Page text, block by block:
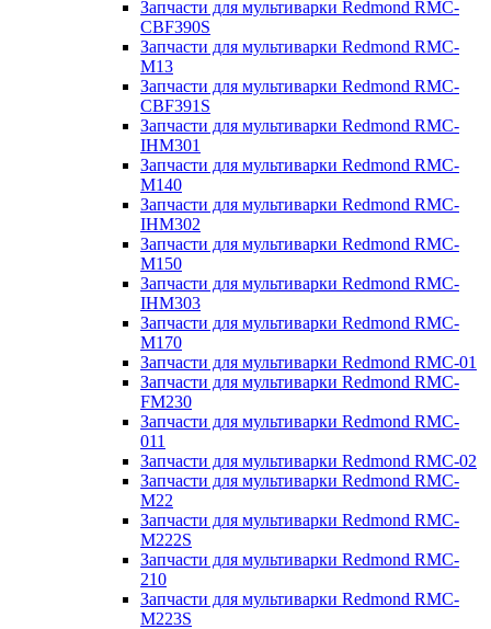
Запчасти для мультиварки Redmond RMC-
CBF390S
Запчасти для мультиварки Redmond RMC-
M13
Запчасти для мультиварки Redmond RMC-
CBF391S
Запчасти для мультиварки Redmond RMC-
IHM301
Запчасти для мультиварки Redmond RMC-
M140
Запчасти для мультиварки Redmond RMC-
IHM302
Запчасти для мультиварки Redmond RMC-
M150
Запчасти для мультиварки Redmond RMC-
IHM303
Запчасти для мультиварки Redmond RMC-
M170
Запчасти для мультиварки Redmond RMC-01
Запчасти для мультиварки Redmond RMC-
FM230
Запчасти для мультиварки Redmond RMC-
011
Запчасти для мультиварки Redmond RMC-02
Запчасти для мультиварки Redmond RMC-
M22
Запчасти для мультиварки Redmond RMC-
M222S
Запчасти для мультиварки Redmond RMC-
210
Запчасти для мультиварки Redmond RMC-
M223S